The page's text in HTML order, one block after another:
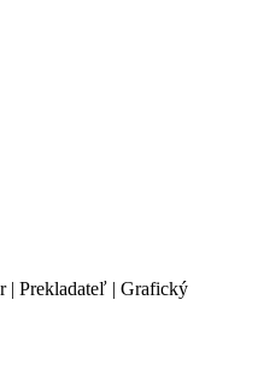
| Prekladateľ | Grafický